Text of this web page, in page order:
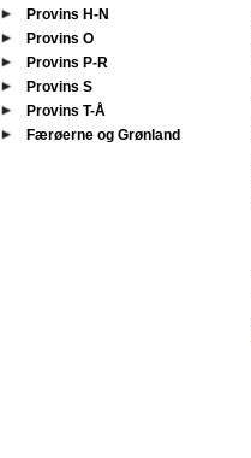
Provins H-N
Provins O
Provins P-R
Provins S
Provins T-Å
Færøerne og Grønland